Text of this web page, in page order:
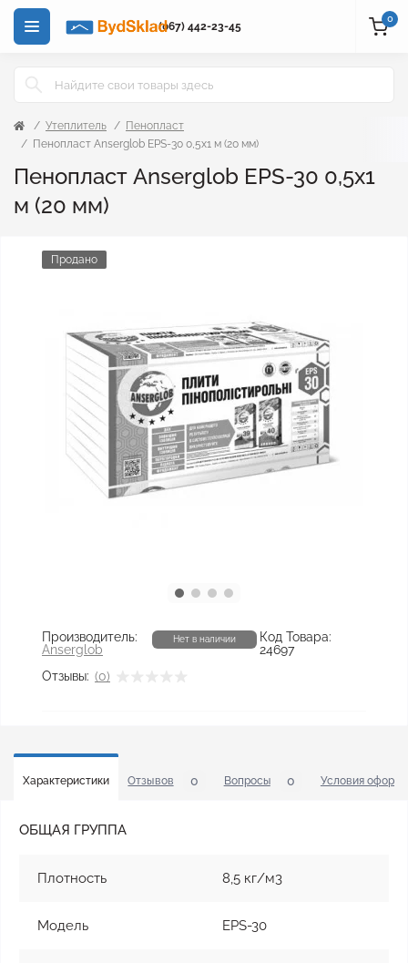
(067) 442-23-45
0
Утеплитель
Пенопласт
Пенопласт Anserglob EPS-30 0,5х1 м (20 мм)
Пенопласт Anserglob EPS-30 0,5х1
м (20 мм)
Продано
Производитель:
Anserglob
Код Товара:
24697
Отзывы: (0)
Нет в наличии
Характеристики Отзывов 0 Вопросы 0 Условия
ОБЩАЯ ГРУППА
Плотность 8,5 кг/м3
Модель EPS-30